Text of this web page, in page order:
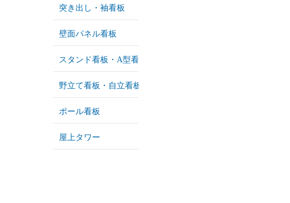
突き出し・袖看板
壁面パネル看板
スタンド看板・A型看板
野立て看板・自立看板
ポール看板
屋上タワー